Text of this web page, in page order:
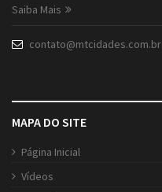
Saiba Mais
contato@mtcidades.com.br
MAPA DO SITE
Página Inicial
Vídeos